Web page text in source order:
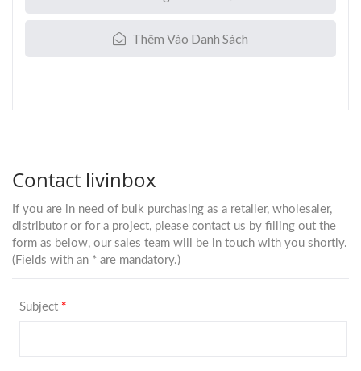
Thêm Vào Danh Sách